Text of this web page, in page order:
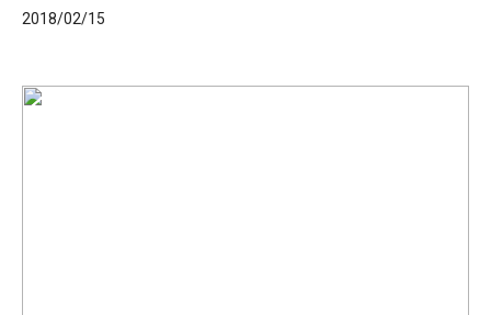
2018/02/15